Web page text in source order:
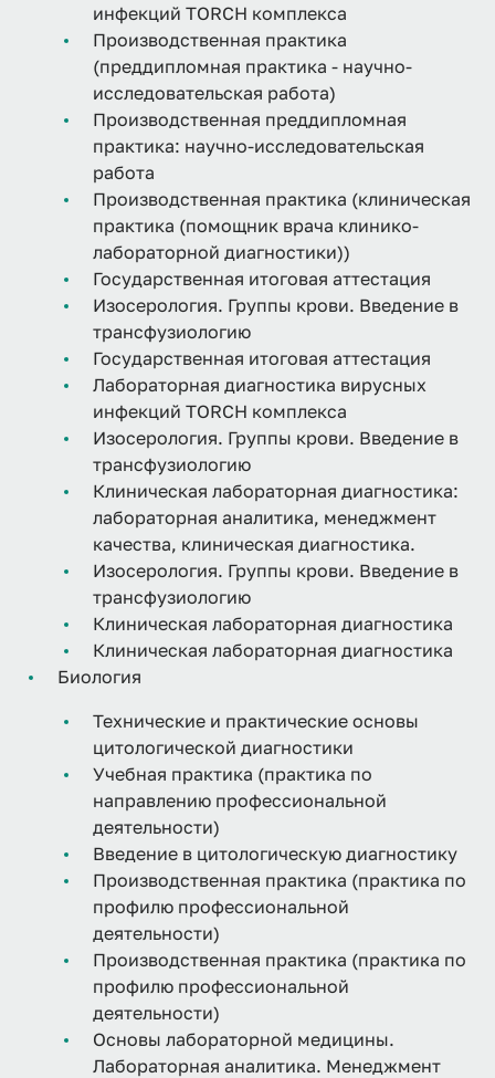
инфекций TORCH комплекса
Производственная практика
(преддипломная практика - научно-
исследовательская работа)
Производственная преддипломная
практика: научно-исследовательская
работа
Производственная практика (клиническая
практика (помощник врача клинико-
лабораторной диагностики))
Государственная итоговая аттестация
Изосерология. Группы крови. Введение в
трансфузиологию
Государственная итоговая аттестация
Лабораторная диагностика вирусных
инфекций TORCH комплекса
Изосерология. Группы крови. Введение в
трансфузиологию
Клиническая лабораторная диагностика:
лабораторная аналитика, менеджмент
качества, клиническая диагностика.
Изосерология. Группы крови. Введение в
трансфузиологию
Клиническая лабораторная диагностика
Клиническая лабораторная диагностика
Биология
Технические и практические основы
цитологической диагностики
Учебная практика (практика по
направлению профессиональной
деятельности)
Введение в цитологическую диагностику
Производственная практика (практика по
профилю профессиональной
деятельности)
Производственная практика (практика по
профилю профессиональной
деятельности)
Основы лабораторной медицины.
Лабораторная аналитика. Менеджмент